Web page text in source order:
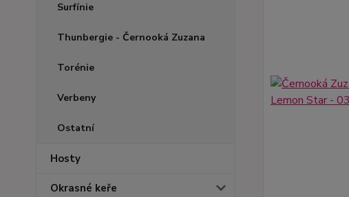
Surfínie
Thunbergie - Černooká Zuzana
Torénie
Verbeny
Ostatní
Hosty
Okrasné keře